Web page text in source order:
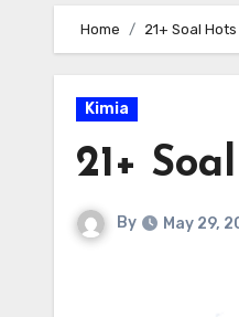
Home 21+ Soal
Kimia
21+
By May 29,